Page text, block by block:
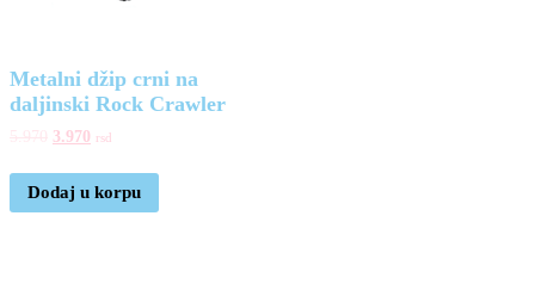
Metalni džip crni na
daljinski Rock Crawler
3.970 rsd
Dodaj u korpu